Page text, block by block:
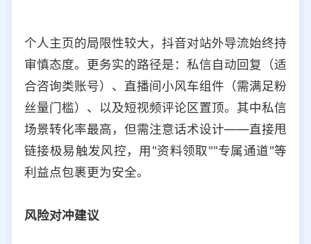
个人主页的局限性较大，抖音对站外导流始终持
审慎态度。更务实的路径是：私信自动回复（适
合咨询类账号）、直播间小风车组件（需满足粉
丝量门槛）、以及短视频评论区置顶。其中私信
场景转化率最高，但需注意话术设计——直接甩
链接极易触发风控，用"资料领取""专属通道"等
利益点包裹更为安全。
风险对冲建议